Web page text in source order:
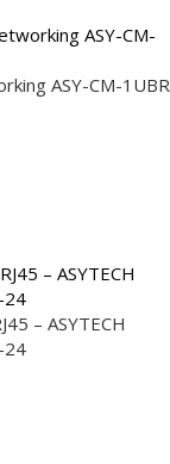
ASY-CM-1UBR
– ASYTECH
24